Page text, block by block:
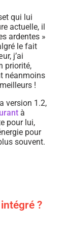
qui lui
actuelle, il
ardentes »
le fait
j’ai
priorité,
néanmoins
!
version 1.2,
à
pour lui,
pour
souvent.
?